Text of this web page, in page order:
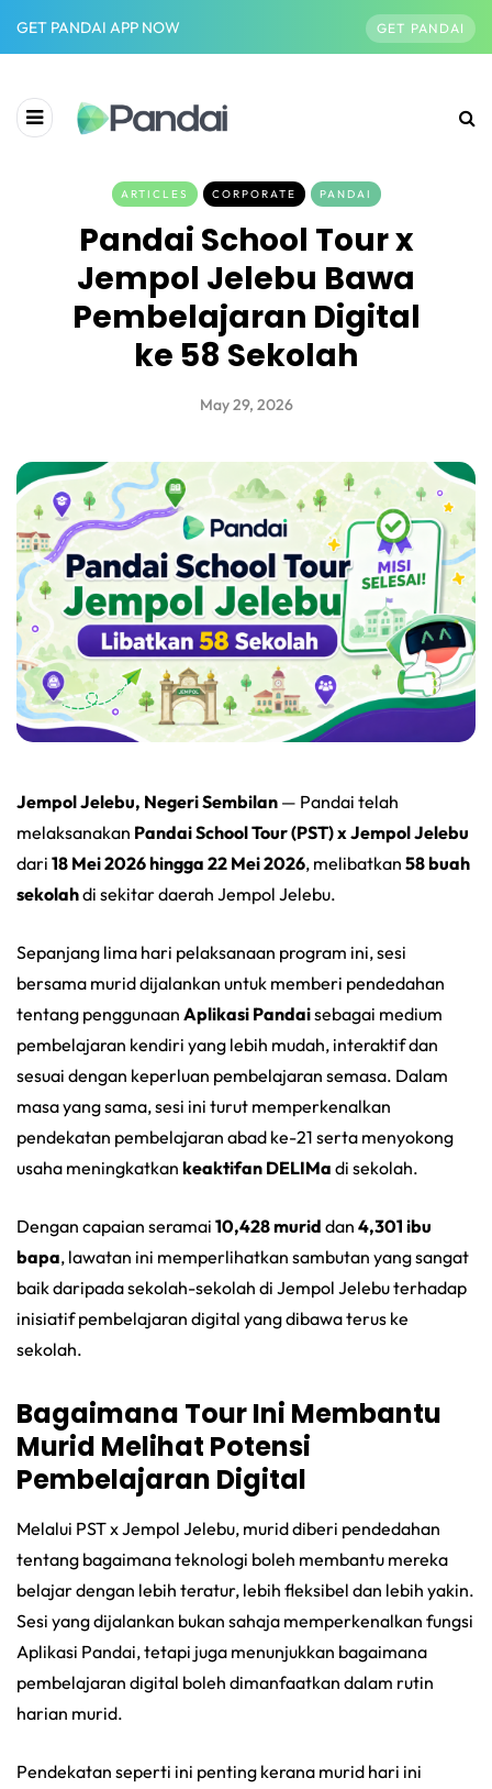
GET PANDAI APP NOW GET PANDAI
ARTICLES CORPORATE PANDAI
Pandai School Tour x
Jempol Jelebu Bawa
Pembelajaran Digital
ke 58 Sekolah
May 29, 2026
Jempol Jelebu, Negeri Sembilan — Pandai telah
melaksanakan Pandai School Tour (PST) x Jempol Jelebu
dari 18 Mei 2026 hingga 22 Mei 2026, melibatkan 58 buah
sekolahdi sekitar daerah Jempol Jelebu.
Sepanjang lima hari pelaksanaan program ini, sesi
bersama murid dijalankan untuk memberi pendedahan
tentang penggunaan Aplikasi Pandaisebagai medium
pembelajaran kendiri yang lebih mudah, interaktif dan
sesuai dengan keperluan pembelajaran semasa. Dalam
masa yang sama, sesi ini turut memperkenalkan
pendekatan pembelajaran abad ke-21 serta menyokong
usaha meningkatkan keaktifan DELIMa di sekolah.
Dengan capaian seramai 10,428 murid dan 4,301 ibu
bapa, lawatan ini memperlihatkan sambutan yang sangat
baik daripada sekolah-sekolah di Jempol Jelebu terhadap
inisiatif pembelajaran digital yang dibawa terus ke
sekolah.
Bagaimana Tour Ini Membantu
Murid Melihat Potensi
Pembelajaran Digital
Melalui PST x Jempol Jelebu, murid diberi pendedahan
tentang bagaimana teknologi boleh membantu mereka
belajar dengan lebih teratur, lebih fleksibel dan lebih yakin.
Sesi yang dijalankan bukan sahaja memperkenalkan fungsi
Aplikasi Pandai, tetapi juga menunjukkan bagaimana
pembelajaran digital boleh dimanfaatkan dalam rutin
harian murid.
Pendekatan seperti ini penting kerana murid hari ini